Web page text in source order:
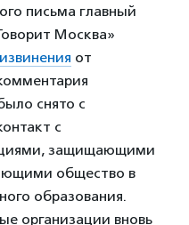
письма главный
Москва»
от
снято с
с
защищающими
общество в
образования.
организации вновь